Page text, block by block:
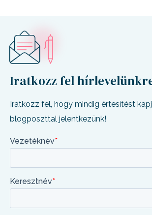
Iratkozz fel
Iratkozz fel, hogy mindig értesítést
blogposzttal jelentkezünk!